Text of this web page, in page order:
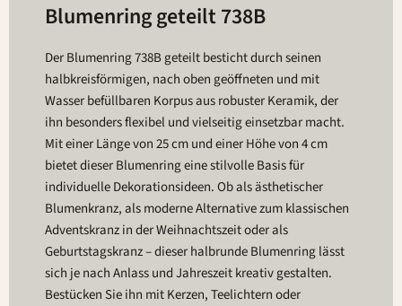
Blumenring geteilt 738B
Der Blumenring 738B geteilt besticht durch seinen
halbkreisförmigen, nach oben geöffneten und mit
Wasser befüllbaren Korpus aus robuster Keramik, der
ihn besonders flexibel und vielseitig einsetzbar macht.
Mit einer Länge von 25 cm und einer Höhe von 4 cm
bietet dieser Blumenring eine stilvolle Basis für
individuelle Dekorationsideen. Ob als ästhetischer
Blumenkranz, als moderne Alternative zum klassischen
Adventskranz in der Weihnachtszeit oder als
Geburtstagskranz – dieser halbrunde Blumenring lässt
sich je nach Anlass und Jahreszeit kreativ gestalten.
Bestücken Sie ihn mit Kerzen, Teelichtern oder